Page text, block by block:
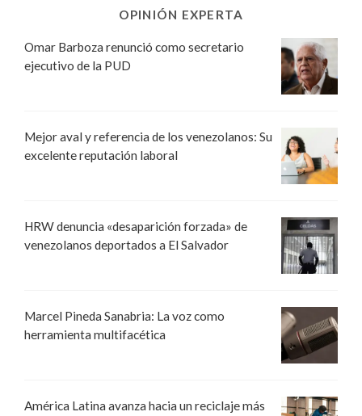
OPINIÓN EXPERTA
Omar Barboza renunció como secretario
ejecutivo de la PUD
Mejor aval y referencia de los venezolanos: Su
excelente reputación laboral
HRW denuncia «desaparición forzada» de
venezolanos deportados a El Salvador
Marcel Pineda Sanabria: La voz como
herramienta multifacética
América Latina avanza hacia un reciclaje más